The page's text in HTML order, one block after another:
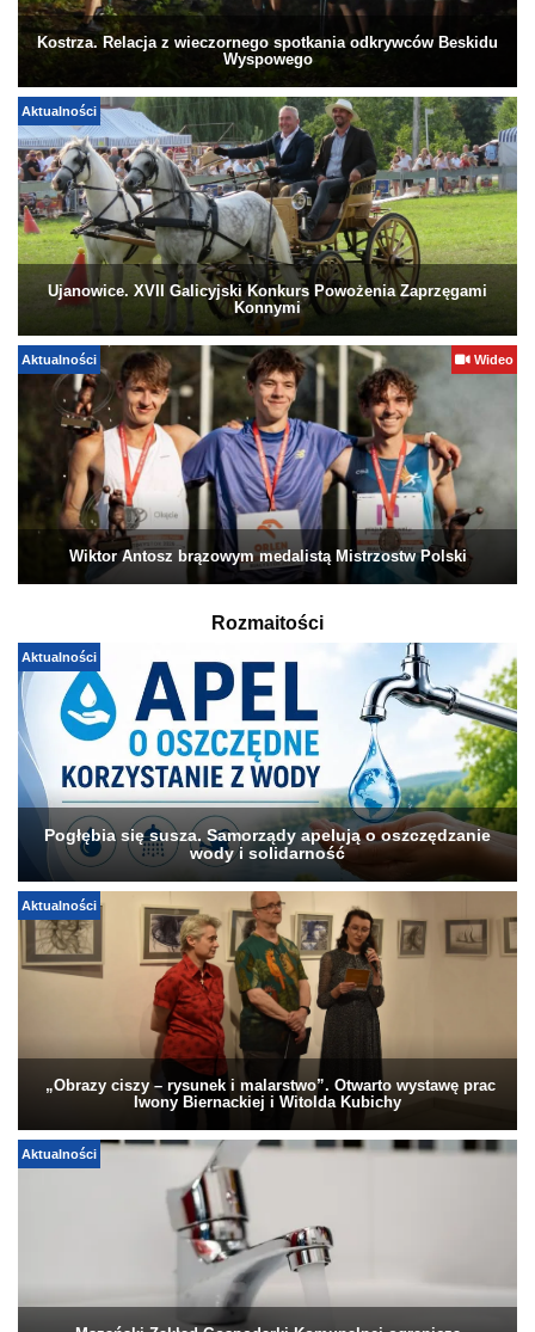
Kostrza. Relacja z wieczornego spotkania odkrywców Beskidu
Wyspowego
Aktualności
Ujanowice. XVII Galicyjski Konkurs Powożenia Zaprzęgami
Konnymi
Aktualności Wideo
Wiktor Antosz brązowym medalistą Mistrzostw Polski
Rozmaitości
Aktualności
Pogłębia się susza. Samorządy apelują o oszczędzanie
wody i solidarność
Aktualności
„Obrazy ciszy – rysunek i malarstwo”. Otwarto wystawę prac
Iwony Biernackiej i Witolda Kubichy
Aktualności